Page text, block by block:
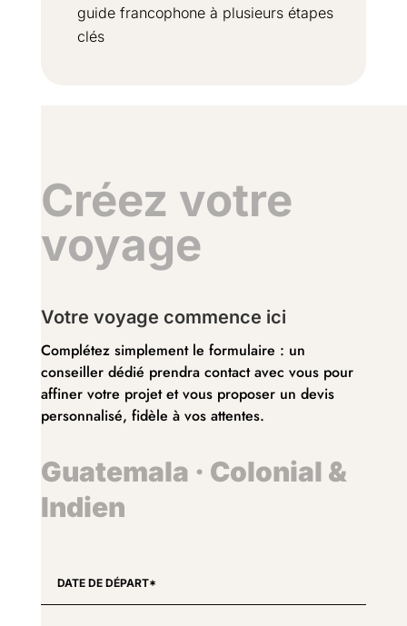
guide francophone à plusieurs étapes
clés
Créez votre
voyage
Votre voyage commence ici
Complétez simplement le formulaire : un
conseiller dédié prendra contact avec vous pour
affiner votre projet et vous proposer un devis
personnalisé, fidèle à vos attentes.
Guatemala · Colonial &
Indien